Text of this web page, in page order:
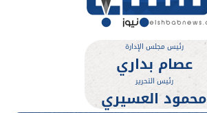
رئيس مجلس الإدارة
عصام بداري
رئيس التحرير
محمود العسيري